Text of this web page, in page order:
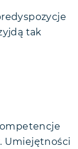
tak
Umiejętności